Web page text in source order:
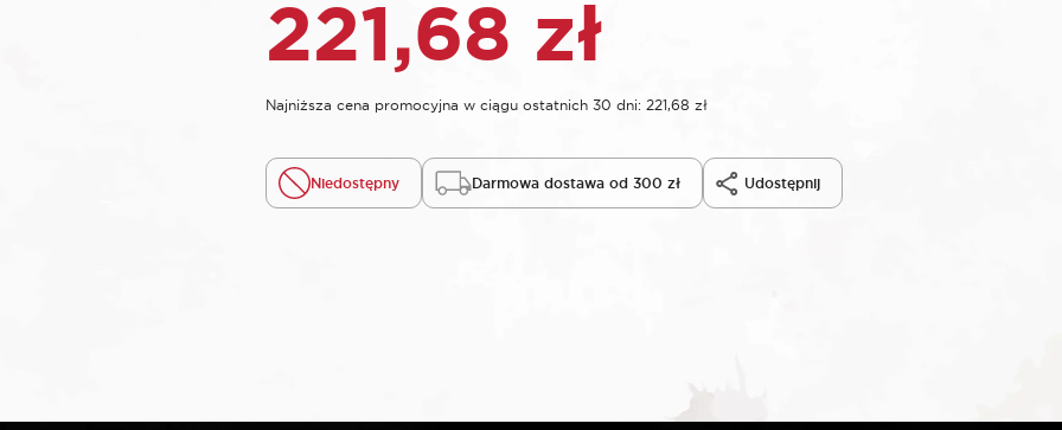
221,68 zł
Najniższa cena promocyjna w ciągu ostatnich 30 dni: 221,68 zł
Niedostępny Darmowa dostawa od 300 zł Udostępnij